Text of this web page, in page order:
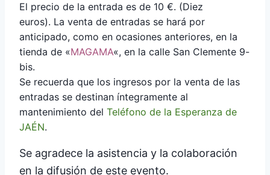
El precio de la entrada es de 10 €. (Diez
euros). La venta de entradas se hará por
anticipado, como en ocasiones anteriores, en la
tienda de «MAGAMA«, en la calle San Clemente 9-
bis.
Se recuerda que los ingresos por la venta de las
entradas se destinan íntegramente al
mantenimiento del Teléfono de la Esperanza de
JAÉN.
Se agradece la asistencia y la colaboración
en la difusión de este evento.